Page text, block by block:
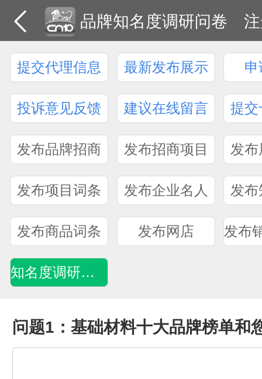
品牌知名度调研问卷
提交代理信息 最新发布展示 申
投诉意见反馈 建议在线留言 提交
发布品牌招商 发布招商项目 发
发布项目词条 发布企业名人 发
发布商品词条 发布网店
知名度调研问卷
问题1：基础材料十大品牌榜单和